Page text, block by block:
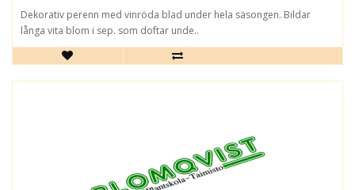
Dekorativ perenn med vinröda blad under hela säsongen. Bildar
långa vita blom i sep. som doftar unde..